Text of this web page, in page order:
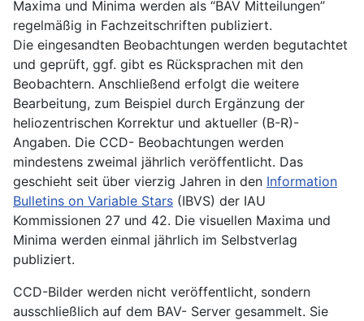
Maxima und Minima werden als “BAV Mitteilungen”
regelmäßig in Fachzeitschriften publiziert.
Die eingesandten Beobachtungen werden begutachtet
und geprüft, ggf. gibt es Rücksprachen mit den
Beobachtern. Anschließend erfolgt die weitere
Bearbeitung, zum Beispiel durch Ergänzung der
heliozentrischen Korrektur und aktueller (B-R)-
Angaben. Die CCD- Beobachtungen werden
mindestens zweimal jährlich veröffentlicht. Das
geschieht seit über vierzig Jahren in den Information
Bulletins on Variable Stars (IBVS) der IAU
Kommissionen 27 und 42. Die visuellen Maxima und
Minima werden einmal jährlich im Selbstverlag
publiziert.
CCD-Bilder werden nicht veröffentlicht, sondern
ausschließlich auf dem BAV- Server gesammelt. Sie